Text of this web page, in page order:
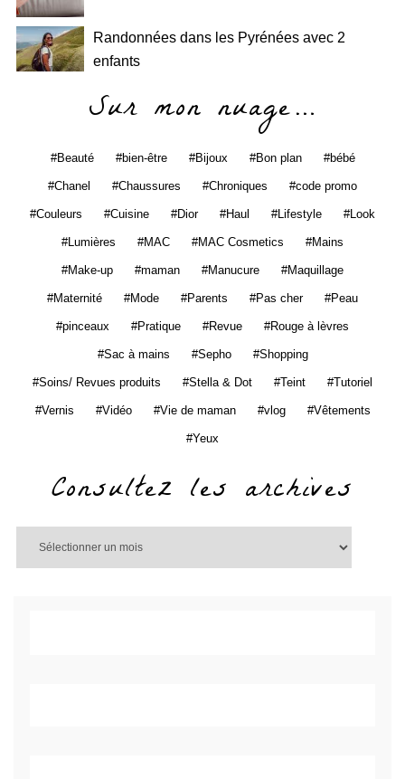
Randonnées dans les Pyrénées avec 2
enfants
Sur mon nuage…
Beauté bien-être Bijoux Bon plan bébé
Chanel Chaussures Chroniques code promo
Couleurs Cuisine Dior Haul Lifestyle Look
Lumières MAC MAC Cosmetics Mains
Make-up maman Manucure Maquillage
Maternité Mode Parents Pas cher Peau
pinceaux Pratique Revue Rouge à lèvres
Sac à mains Sepho Shopping
Soins/ Revues produits Stella & Dot Teint Tutoriel
Vernis Vidéo Vie de maman vlog Vêtements
Yeux
Consultez les archives